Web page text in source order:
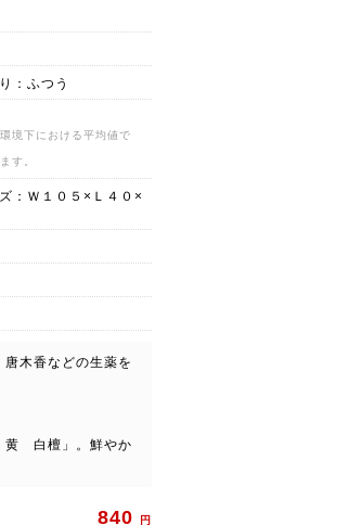
：ふつう
境下における平均値で
す。
：Ｗ１０５×Ｌ４０×
木香などの生薬を
黄 白檀」。鮮やか
840 円